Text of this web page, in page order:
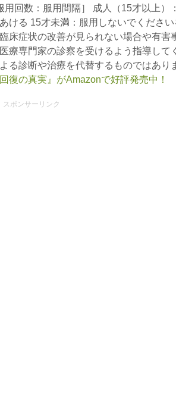
用回数：服用間隔］ 成人（15才以上）
ける 15才未満：服用しないでくださ
床症状の改善が見られない場合や有害
療専門家の診察を受けるよう指導し
る診断や治療を代替するものではあり
復の真実』がAmazonで好評発売中！
スポンサーリンク